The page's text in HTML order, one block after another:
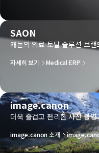
SAON
캐논의 의료 토탈 솔루션 브랜
자세히 보기 Medical ERP
image.canon
더욱 즐겁고 편리한 사진 촬
image.canon 소개